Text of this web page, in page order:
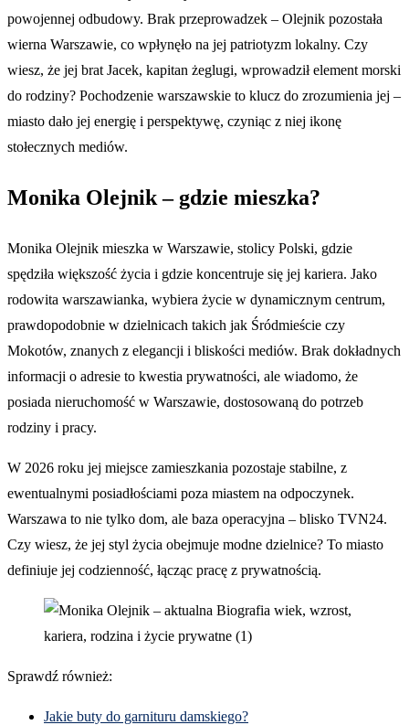
powojennej odbudowy. Brak przeprowadzek – Olejnik pozostała
wierna Warszawie, co wpłynęło na jej patriotyzm lokalny. Czy
wiesz, że jej brat Jacek, kapitan żeglugi, wprowadził element morski
do rodziny? Pochodzenie warszawskie to klucz do zrozumienia jej –
miasto dało jej energię i perspektywę, czyniąc z niej ikonę
stołecznych mediów.
Monika Olejnik – gdzie mieszka?
Monika Olejnik mieszka w Warszawie, stolicy Polski, gdzie
spędziła większość życia i gdzie koncentruje się jej kariera. Jako
rodowita warszawianka, wybiera życie w dynamicznym centrum,
prawdopodobnie w dzielnicach takich jak Śródmieście czy
Mokotów, znanych z elegancji i bliskości mediów. Brak dokładnych
informacji o adresie to kwestia prywatności, ale wiadomo, że
posiada nieruchomość w Warszawie, dostosowaną do potrzeb
rodziny i pracy.
W 2026 roku jej miejsce zamieszkania pozostaje stabilne, z
ewentualnymi posiadłościami poza miastem na odpoczynek.
Warszawa to nie tylko dom, ale baza operacyjna – blisko TVN24.
Czy wiesz, że jej styl życia obejmuje modne dzielnice? To miasto
definiuje jej codzienność, łącząc pracę z prywatnością.
Sprawdź również:
Jakie buty do garnituru damskiego?